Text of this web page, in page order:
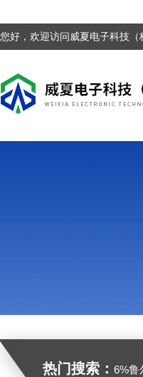
您好，欢迎访问威夏电子科技（
热门搜索： 6%鲁尔接头